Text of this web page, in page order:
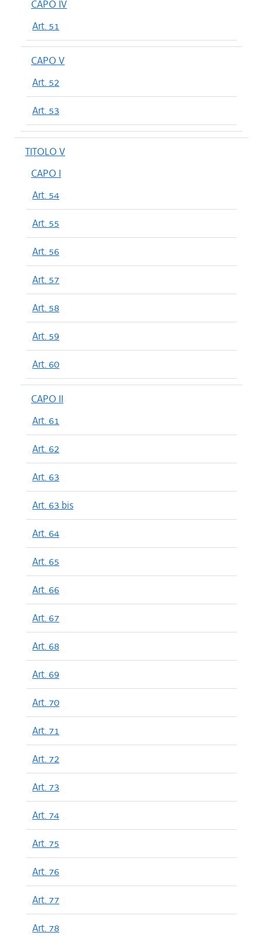
CAPO IV
Art. 51
CAPO V
Art. 52
Art. 53
TITOLO V
CAPO I
Art. 54
Art. 55
Art. 56
Art. 57
Art. 58
Art. 59
Art. 60
CAPO II
Art. 61
Art. 62
Art. 63
Art. 63 bis
Art. 64
Art. 65
Art. 66
Art. 67
Art. 68
Art. 69
Art. 70
Art. 71
Art. 72
Art. 73
Art. 74
Art. 75
Art. 76
Art. 77
Art. 78